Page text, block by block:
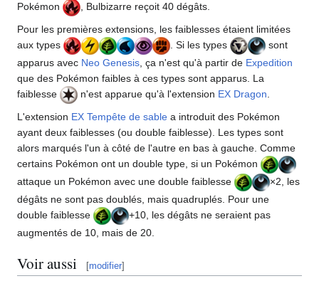
Pokémon
, Bulbizarre reçoit 40 dégâts.
Pour les premières extensions, les faiblesses étaient limitées
aux types
. Si les types
sont
apparus avec Neo Genesis , ça n'est qu'à partir de Expedition
que des Pokémon faibles à ces types sont apparus. La
faiblesse
n'est apparue qu'à l'extension EX Dragon.
L'extension EX Tempête de sable a introduit des Pokémon
ayant deux faiblesses (ou double faiblesse). Les types sont
alors marqués l'un à côté de l'autre en bas à gauche. Comme
certains Pokémon ont un double type, si un Pokémon
attaque un Pokémon avec une double faiblesse
×2, les
dégâts ne sont pas doublés, mais quadruplés. Pour une
double faiblesse
+10, les dégâts ne seraient pas
augmentés de 10, mais de 20.
Voir aussi [modifier]